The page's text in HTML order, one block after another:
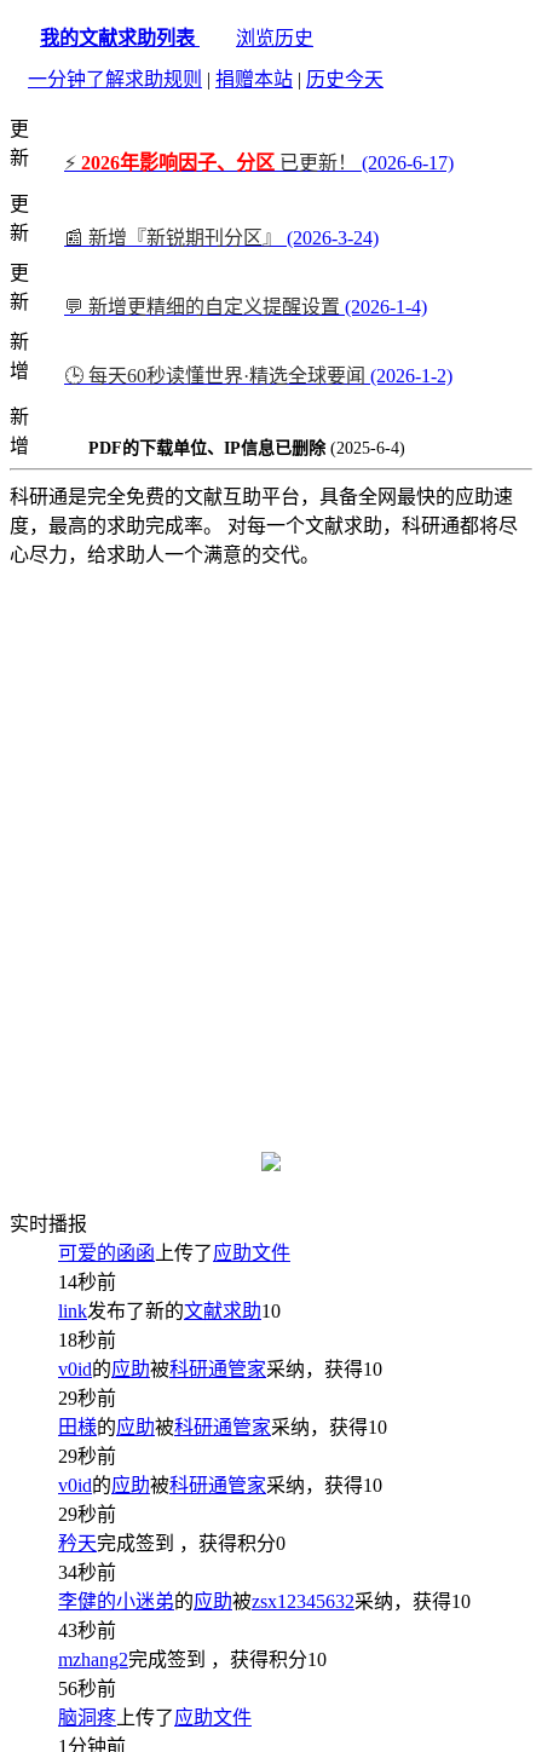
我的文献求助列表
浏览历史
一分钟了解求助规则 | 捐赠本站 | 历史今天
更
新
⚡ 2026年影响因子、分区 已更新！
(2026-6-17)
更
新
📰 新增『新锐期刊分区』
(2026-3-24)
更
新
💬 新增更精细的自定义提醒设置 (2026-1-4)
新
增
🕒 每天60秒读懂世界·精选全球要闻 (2026-1-2)
新
增
PDF的下载单位、IP信息已删除 (2025-6-4)
科研通是完全免费的文献互助平台，具备全网最快的应助速
度，最高的求助完成率。 对每一个文献求助，科研通都将尽
心尽力，给求助人一个满意的交代。
实时播报
可爱的函函 上传了应助文件
14秒前
link发布了新的文献求助10
18秒前
v0id的应助被科研通管家采纳，获得10
29秒前
田様的应助被科研通管家采纳，获得10
29秒前
v0id的应助被科研通管家采纳，获得10
29秒前
矜天完成签到 ，获得积分0
34秒前
李健的小迷弟的应助被zsx12345632采纳，获得10
43秒前
mzhang2完成签到 ，获得积分10
56秒前
脑洞疼 上传了应助文件
1分钟前